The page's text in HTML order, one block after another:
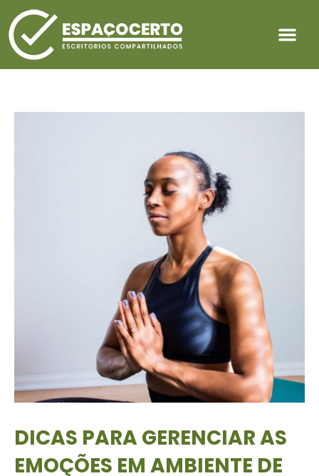
DICAS PARA GERENCIAR AS
EMOÇÕES EM AMBIENTE DE